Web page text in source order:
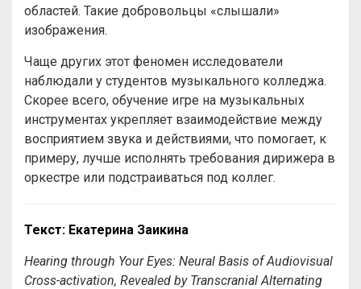
областей. Такие добровольцы «слышали»
изображения.
Чаще других этот феномен исследователи
наблюдали у студентов музыкального колледжа.
Скорее всего, обучение игре на музыкальных
инструментах укрепляет взаимодействие между
восприятием звука и действиями, что помогает, к
примеру, лучше исполнять требования дирижера в
оркестре или подстраиваться под коллег.
Текст: Екатерина Заикина
Hearing through Your Eyes: Neural Basis of Audiovisual
Cross-activation, Revealed by Transcranial Alternating